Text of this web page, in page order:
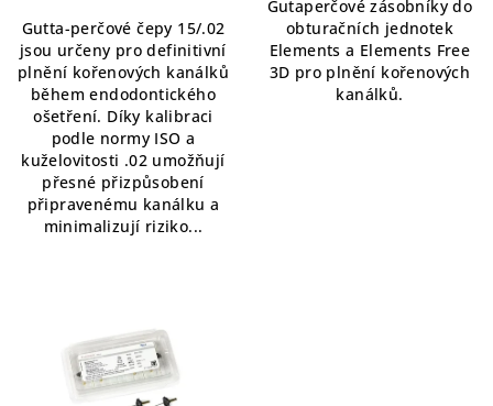
z
5
hvězdiček.
Gutta-perčové čepy 15/.02
jsou určeny pro definitivní
plnění kořenových kanálků
během endodontického
ošetření. Díky kalibraci
podle normy ISO a
kuželovitosti .02 umožňují
přesné přizpůsobení
připravenému kanálku a
minimalizují riziko...
Gutaperčové zásobníky do
obturačních jednotek
Elements a Elements Free
3D pro plnění kořenových
kanálků.